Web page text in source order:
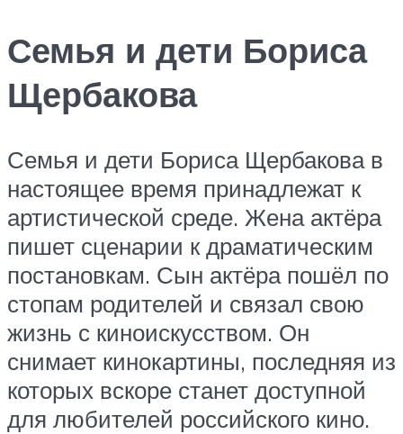
Семья и дети Бориса
Щербакова
Семья и дети Бориса Щербакова в
настоящее время принадлежат к
артистической среде. Жена актёра
пишет сценарии к драматическим
постановкам. Сын актёра пошёл по
стопам родителей и связал свою
жизнь с киноискусством. Он
снимает кинокартины, последняя из
которых вскоре станет доступной
для любителей российского кино.